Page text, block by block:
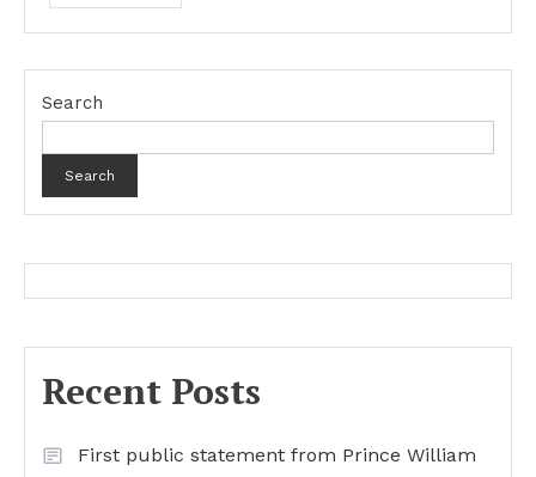
Search
Search
Recent Posts
First public statement from Prince William